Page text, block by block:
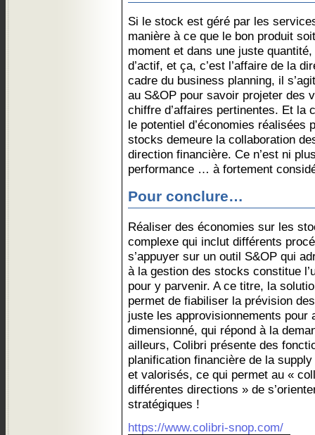
Si le stock est géré par les
manière à ce que le bon produit
moment et dans une juste
d’actif, et ça, c’est l’affaire de la
cadre du business planning, il
au S&OP pour savoir projeter des
chiffre d’affaires pertinentes. Et la
le potentiel d’économies réalisées
stocks demeure la collaboration
direction financière. Ce n’est ni
performance … à fortement
Pour conclure…
Réaliser des économies sur les
complexe qui inclut différents
s’appuyer sur un outil S&OP qui
à la gestion des stocks constitue
pour y parvenir. A ce titre, la
permet de fiabiliser la prévision
juste les approvisionnements pour
dimensionné, qui répond à la
ailleurs, Colibri présente des
planification financière de la
et valorisés, ce qui permet au «
différentes directions » de
stratégiques !
https://www.colibri-snop.com/